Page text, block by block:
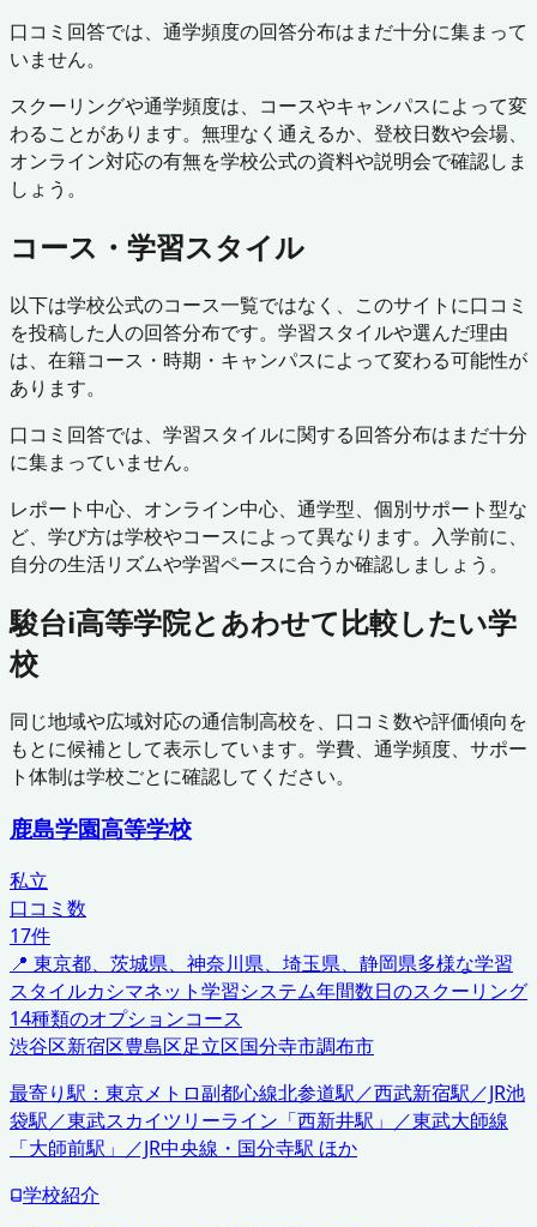
口コミ回答では、通学頻度の回答分布はまだ十分に集まって
いません。
スクーリングや通学頻度は、コースやキャンパスによって変
わることがあります。無理なく通えるか、登校日数や会場、
オンライン対応の有無を学校公式の資料や説明会で確認しま
しょう。
コース・学習スタイル
以下は学校公式のコース一覧ではなく、このサイトに口コミ
を投稿した人の回答分布です。学習スタイルや選んだ理由
は、在籍コース・時期・キャンパスによって変わる可能性が
あります。
口コミ回答では、学習スタイルに関する回答分布はまだ十分
に集まっていません。
レポート中心、オンライン中心、通学型、個別サポート型な
ど、学び方は学校やコースによって異なります。入学前に、
自分の生活リズムや学習ペースに合うか確認しましょう。
駿台i高等学院とあわせて比較したい学
校
同じ地域や広域対応の通信制高校を、口コミ数や評価傾向を
もとに候補として表示しています。学費、通学頻度、サポー
ト体制は学校ごとに確認してください。
鹿島学園高等学校
私立
口コミ数
17件
📍 東京都、茨城県、神奈川県、埼玉県、静岡県多様な学習
スタイルカシマネット学習システム年間数日のスクーリング
14種類のオプションコース
渋谷区新宿区豊島区足立区国分寺市調布市
最寄り駅： 東京メトロ副都心線北参道駅／西武新宿駅／JR池
袋駅／東武スカイツリーライン「西新井駅」／東武大師線
「大師前駅」／JR中央線・国分寺駅 ほか
学校紹介